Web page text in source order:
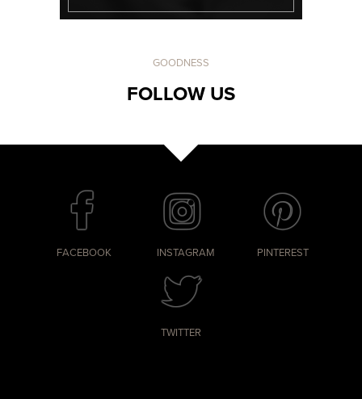
GOODNESS
FOLLOW US
FACEBOOK INSTAGRAM PINTEREST
TWITTER